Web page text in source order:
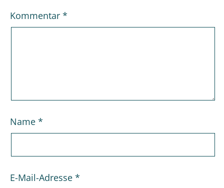
Kommentar *
Name *
E-Mail-Adresse *